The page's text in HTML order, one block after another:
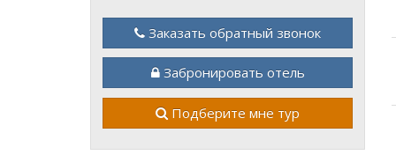
Заказать обратный звонок
Забронировать отель
Подберите мне тур